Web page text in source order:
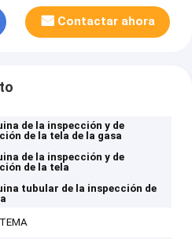
Contactar ahora
de la inspección y de
de la tela de la gasa
de la inspección y de
de la tela
tubular de la inspección de